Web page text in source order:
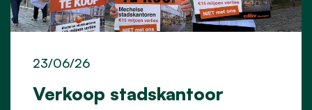
Verkoop stadskantoor
23/06/26